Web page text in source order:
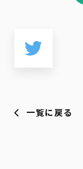
一覧に戻る